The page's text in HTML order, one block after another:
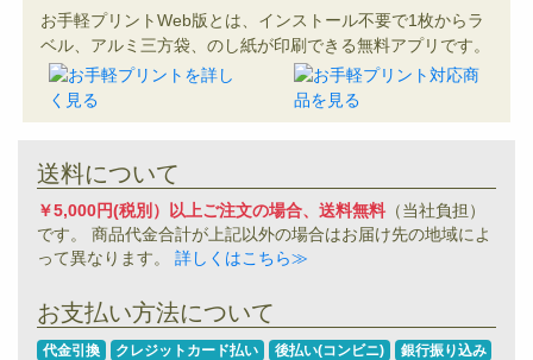
お手軽プリントWeb版とは、インストール不要で1枚からラ
ベル、アルミ三方袋、のし紙が印刷できる無料アプリです。
送料について
￥5,000円(税別）以上ご注文の場合、送料無料 （当社負担）
です。 商品代金合計が上記以外の場合はお届け先の地域によ
って異なります。
詳しくはこちら≫
お支払い方法について
代金引換 クレジットカード払い 後払い(コンビニ) 銀行振り込み